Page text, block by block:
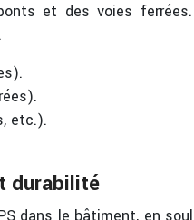
et des voies
etc.).
durabilité